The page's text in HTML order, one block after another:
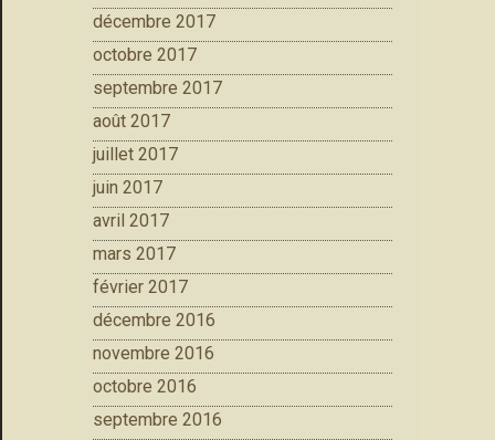
décembre 2017
octobre 2017
septembre 2017
août 2017
juillet 2017
juin 2017
avril 2017
mars 2017
février 2017
décembre 2016
novembre 2016
octobre 2016
septembre 2016